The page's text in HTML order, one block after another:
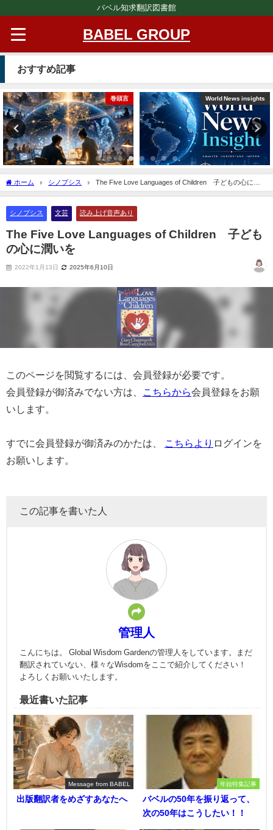
バベル知求翻訳図書館
BABEL GROUP
おすすめ記事
巻頭言 World News insights
ホーム シノプシス
The Five Love Languages of Children 子どもの心に潤
いを
シノプシス 文芸 読み上げ音声あり
The Five Love Languages of Children 子ども
の心に潤いを
2022年1月13日 2025年6月10日
このページを閲覧するには、会員登録が必要です。
会員登録が御済みでない方は、
こちらから会員登録をお願
いします。
すでに会員登録が御済みのかたは、 こちらより ログインを
お願いします。
この記事を書いた人
管理人
こんにちは。 Global Wisdom Gardenの管理人をしています。まだ
翻訳されていない、様々なWisdomをここで紹介してください！
よろしくお願いいたします。
最近書いた記事
Message from BABEL
出版翻訳者をめざすあなたへ
年始特集記事
バベルの50年を振り返って、
次の50年はこうしたい！！